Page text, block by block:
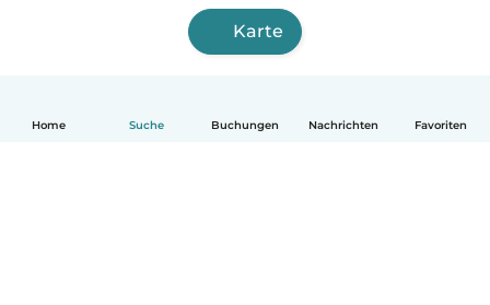
Home Suche Buchungen Nachrichten Favoriten
Karte